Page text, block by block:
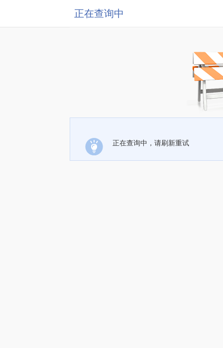
正在查询中
正在查询中，请刷新重试